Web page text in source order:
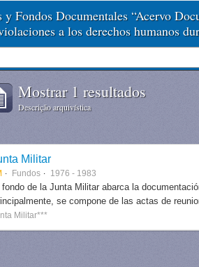
Fondos Documentales “Acervo
a los derechos humanos
Mostrar 1 resultados
Descrição arquivística
Militar
Fundos 1976 - 1983
fondo de la Junta Militar abarca la
se compone de las actas de
Militar***